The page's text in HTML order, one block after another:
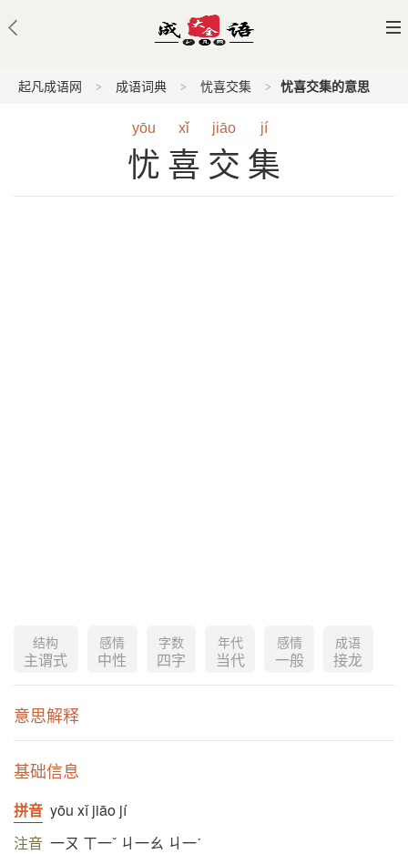
起凡成语网 成语词典 忧喜交集 忧喜交集的意思
yōu xǐ jiāo jí
忧喜交集
结构
主谓式
感情
中性
字数
四字
年代
当代
感情
一般
成语
接龙
意思解释
基础信息
拼音 yōu xǐ jiāo jí
注音 一ㄡ ㄒ一ˇ ㄐ一ㄠ ㄐ一ˊ